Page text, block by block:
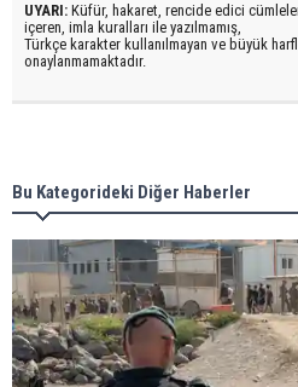
UYARI: Küfür, hakaret, rencide edici
içeren, imla kuralları ile yazılmamış,
Türkçe karakter kullanılmayan ve büyük
onaylanmamaktadır.